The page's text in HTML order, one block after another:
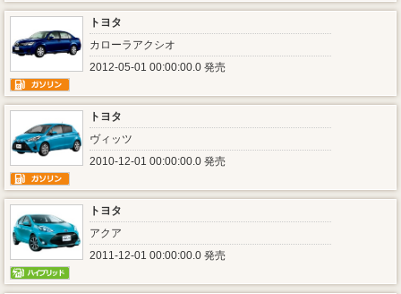
トヨタ
カローラアクシオ
2012-05-01 00:00:00.0 発売
トヨタ
ヴィッツ
2010-12-01 00:00:00.0 発売
トヨタ
アクア
2011-12-01 00:00:00.0 発売